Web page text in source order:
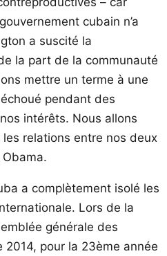
cubain n’a
a suscité la
la part de la communauté
mettre un terme à une
pendant des
intérêts. Nous allons
relations entre nos deux
a complètement isolé les
Lors de la
générale des
pour la 23ème année